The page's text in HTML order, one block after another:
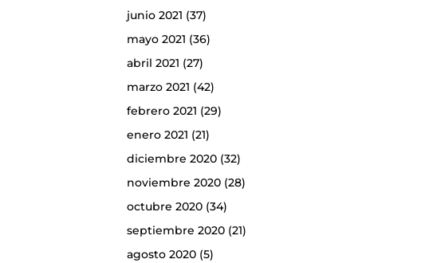
junio 2021 (37)
mayo 2021 (36)
abril 2021 (27)
marzo 2021 (42)
febrero 2021 (29)
enero 2021 (21)
diciembre 2020(32)
noviembre 2020(28)
octubre 2020(34)
septiembre 2020(21)
agosto 2020(5)